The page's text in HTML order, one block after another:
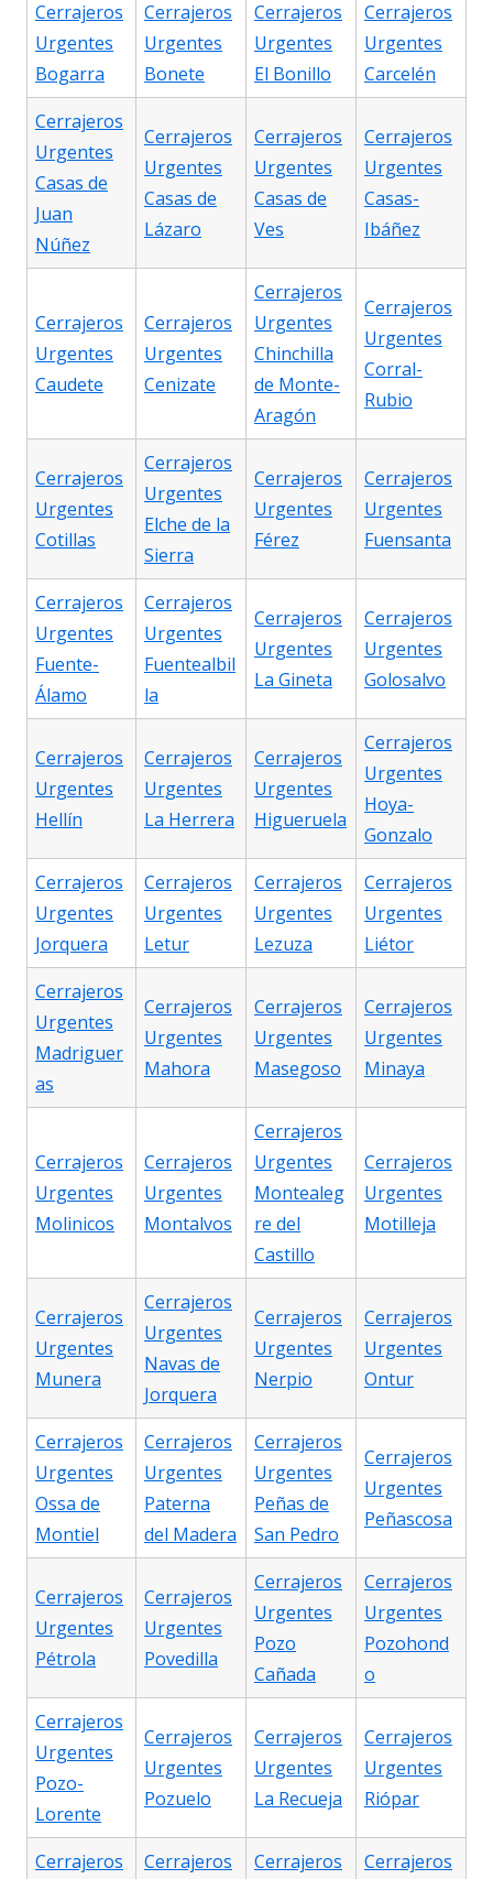
Cerrajeros
Urgentes
Bogarra
Cerrajeros
Urgentes
Bonete
Cerrajeros
Urgentes
El Bonillo
Cerrajeros
Urgentes
Carcelén
Cerrajeros
Urgentes
Casas de
Juan
Núñez
Cerrajeros
Urgentes
Casas de
Lázaro
Cerrajeros
Urgentes
Casas de
Ves
Cerrajeros
Urgentes
Casas-
Ibáñez
Cerrajeros
Urgentes
Caudete
Cerrajeros
Urgentes
Cenizate
Cerrajeros
Urgentes
Chinchilla
de Monte-
Aragón
Cerrajeros
Urgentes
Corral-
Rubio
Cerrajeros
Urgentes
Cotillas
Cerrajeros
Urgentes
Elche de la
Sierra
Cerrajeros
Urgentes
Férez
Cerrajeros
Urgentes
Fuensanta
Cerrajeros
Urgentes
Fuente-
Álamo
Cerrajeros
Urgentes
Fuentealbil
la
Cerrajeros
Urgentes
La Gineta
Cerrajeros
Urgentes
Golosalvo
Cerrajeros
Urgentes
Hellín
Cerrajeros
Urgentes
La Herrera
Cerrajeros
Urgentes
Higueruela
Cerrajeros
Urgentes
Hoya-
Gonzalo
Cerrajeros
Urgentes
Jorquera
Cerrajeros
Urgentes
Letur
Cerrajeros
Urgentes
Lezuza
Cerrajeros
Urgentes
Liétor
Cerrajeros
Urgentes
Madriguer
as
Cerrajeros
Urgentes
Mahora
Cerrajeros
Urgentes
Masegoso
Cerrajeros
Urgentes
Minaya
Cerrajeros
Urgentes
Molinicos
Cerrajeros
Urgentes
Montalvos
Cerrajeros
Urgentes
Montealeg
re del
Castillo
Cerrajeros
Urgentes
Motilleja
Cerrajeros
Urgentes
Munera
Cerrajeros
Urgentes
Navas de
Jorquera
Cerrajeros
Urgentes
Nerpio
Cerrajeros
Urgentes
Ontur
Cerrajeros
Urgentes
Ossa de
Montiel
Cerrajeros
Urgentes
Paterna
del Madera
Cerrajeros
Urgentes
Peñas de
San Pedro
Cerrajeros
Urgentes
Peñascosa
Cerrajeros
Urgentes
Pétrola
Cerrajeros
Urgentes
Povedilla
Cerrajeros
Urgentes
Pozo
Cañada
Cerrajeros
Urgentes
Pozohond
o
Cerrajeros
Urgentes
Pozo-
Lorente
Cerrajeros
Urgentes
Pozuelo
Cerrajeros
Urgentes
La Recueja
Cerrajeros
Urgentes
Riópar
Cerrajeros
Cerrajeros
Cerrajeros
Cerrajeros